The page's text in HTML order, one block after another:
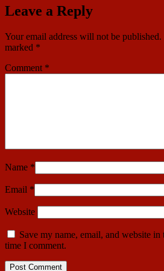
Leave a Reply
Your email address will not be published.
marked *
Comment *
Name *
Email *
Website
Save my name, email, and website
time I comment.